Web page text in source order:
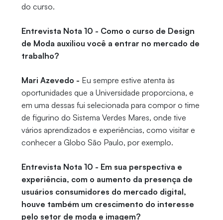
do curso.
Entrevista Nota 10 - Como o curso de Design
de Moda auxiliou você a entrar no mercado de
trabalho?
Mari Azevedo - Eu sempre estive atenta às
oportunidades que a Universidade proporciona, e
em uma dessas fui selecionada para compor o time
de figurino do Sistema Verdes Mares, onde tive
vários aprendizados e experiências, como visitar e
conhecer a Globo São Paulo, por exemplo.
Entrevista Nota 10 - Em sua perspectiva e
experiência, com o aumento da presença de
usuários consumidores do mercado digital,
houve também um crescimento do interesse
pelo setor de moda e imagem?